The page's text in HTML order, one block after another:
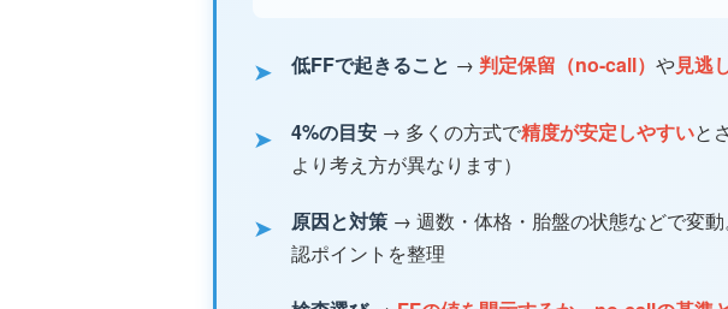
➤ 低FFで起きること → 判定保留（no-call） や見逃
➤ 4%の目安 → 多くの方式で精度が安定しやすいと
より考え方が異なります）
➤ 原因と対策 → 週数・体格・胎盤の状態などで変動
認ポイントを整理